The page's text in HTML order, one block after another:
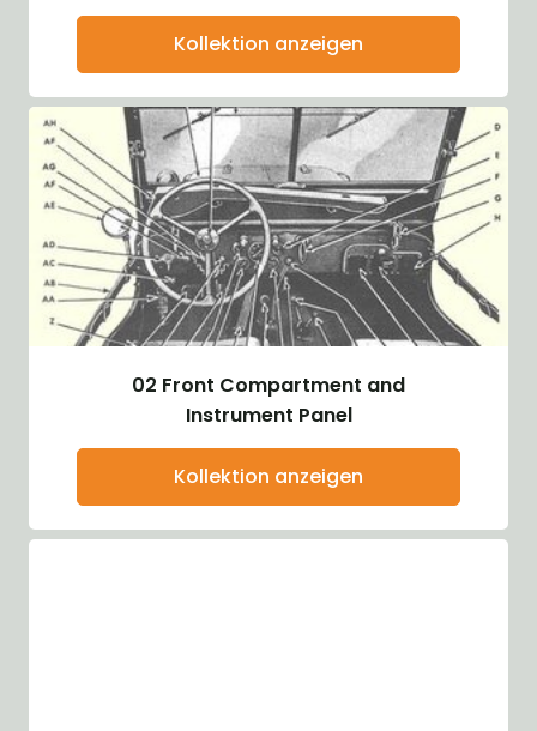
Kollektion anzeigen
02 Front Compartment and
Instrument Panel
Kollektion anzeigen